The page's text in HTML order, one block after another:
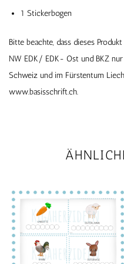
1 Stickerbogen
Bitte beachte, dass dieses
NW EDK/ EDK- Ost und BKZ
Schweiz und im Fürstentum
www.basisschrift.ch.